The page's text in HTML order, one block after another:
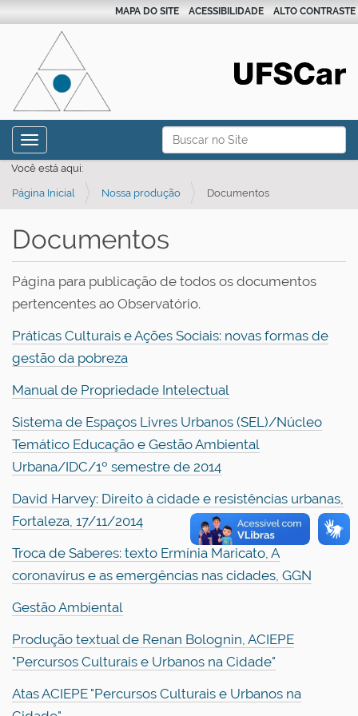
Busca
Busca Avançada…
MAPA DO SITE ACESSIBILIDADE ALTO CONTRASTE
Toggle navigation
Você está aqui:
Página Inicial Nossa produção Documentos
Documentos
Página para publicação de todos os documentos
pertencentes ao Observatório.
Práticas Culturais e Ações Sociais: novas formas de
gestão da pobreza
Manual de Propriedade Intelectual
Sistema de Espaços Livres Urbanos (SEL)/Núcleo
Temático Educação e Gestão Ambiental
Urbana/IDC/1º semestre de 2014
David Harvey: Direito à cidade e resistências urbanas,
Fortaleza, 17/11/2014
Troca de Saberes: texto Ermínia Maricato, A
coronavírus e as emergências nas cidades, GGN
Gestão Ambiental
Produção textual de Renan Bolognin, ACIEPE
"Percursos Culturais e Urbanos na Cidade"
Atas ACIEPE "Percursos Culturais e Urbanos na